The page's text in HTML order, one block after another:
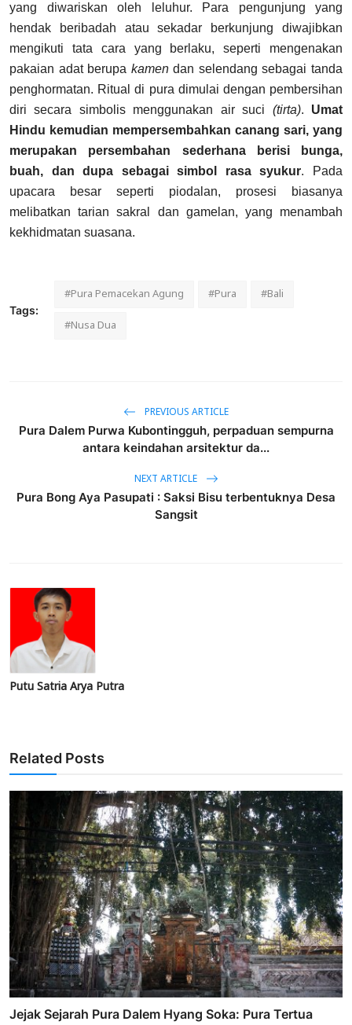
yang diwariskan oleh leluhur. Para pengunjung yang
hendak beribadah atau sekadar berkunjung diwajibkan
mengikuti tata cara yang berlaku, seperti mengenakan
pakaian adat berupa kamendan selendang sebagai tanda
penghormatan. Ritual di pura dimulai dengan pembersihan
diri secara simbolis menggunakan air suci (tirta). Umat
Hindu kemudian mempersembahkan canang sari, yang
merupakan persembahan sederhana berisi bunga,
buah, dan dupa sebagai simbol rasa syukur. Pada
upacara besar seperti piodalan, prosesi biasanya
melibatkan tarian sakral dan gamelan, yang menambah
kekhidmatan suasana.
Tags:
#Pura Pemacekan Agung #Pura
#Bali
#Nusa Dua
PREVIOUS ARTICLE
Pura Dalem Purwa Kubontingguh, perpaduan sempurna
antara keindahan arsitektur da...
NEXT ARTICLE
Pura Bong Aya Pasupati : Saksi Bisu terbentuknya Desa
Sangsit
Putu Satria Arya Putra
Related Posts
Jejak Sejarah Pura Dalem Hyang Soka: Pura Tertua